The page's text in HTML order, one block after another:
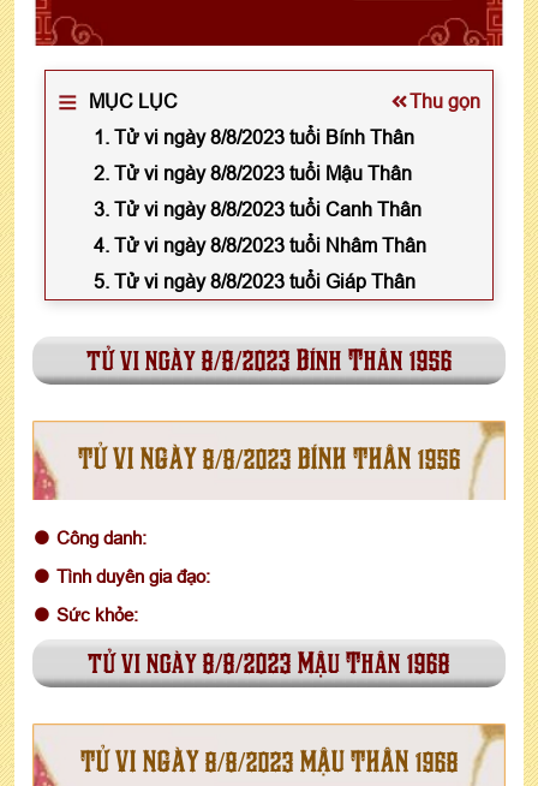
MỤC LỤC
Thu gọn
1. Tử vi ngày 8/8/2023 tuổi Bính Thân
2. Tử vi ngày 8/8/2023 tuổi Mậu Thân
3. Tử vi ngày 8/8/2023 tuổi Canh Thân
4. Tử vi ngày 8/8/2023 tuổi Nhâm Thân
5. Tử vi ngày 8/8/2023 tuổi Giáp Thân
tử vi ngày 8/8/2023 Bính Thân 1956
TỬ VI NGÀY 8/8/2023 BÍNH THÂN 1956
Công danh:
Tình duyên gia đạo:
Sức khỏe:
tử vi ngày 8/8/2023 Mậu Thân 1968
TỬ VI NGÀY 8/8/2023 MẬU THÂN 1968